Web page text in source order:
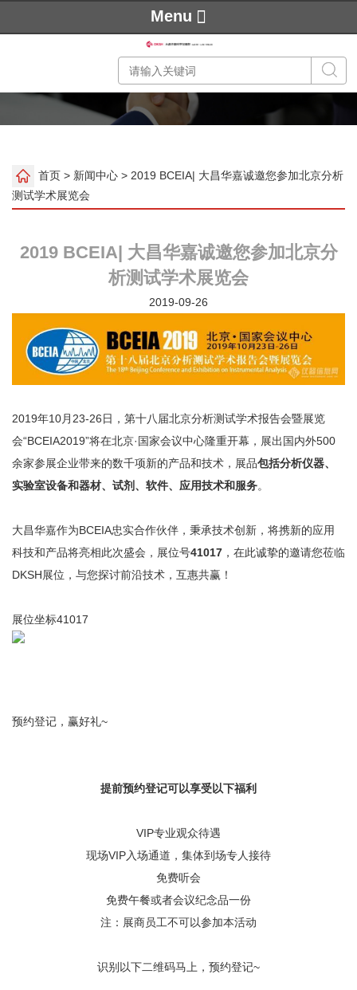
Menu
首页 > 新闻中心 > 2019 BCEIA| 大昌华嘉诚邀您参加北京分析
测试学术展览会
2019 BCEIA| 大昌华嘉诚邀您参加北京分
析测试学术展览会
2019-09-26
2019年10月23-26日，第十八届北京分析测试学术报告会暨展览
会“BCEIA2019”将在北京·国家会议中心隆重开幕，展出国内外500
余家参展企业带来的数千项新的产品和技术，展品包括分析仪器、
实验室设备和器材、试剂、软件、应用技术和服务。
大昌华嘉作为BCEIA忠实合作伙伴，秉承技术创新，将携新的应用
科技和产品将亮相此次盛会，展位号41017 ，在此诚挚的邀请您莅临
DKSH展位，与您探讨前沿技术，互惠共赢！
展位坐标41017
预约登记，赢好礼~
提前预约登记可以享受以下福利
VIP专业观众待遇
现场VIP入场通道，集体到场专人接待
免费听会
免费午餐或者会议纪念品一份
注：展商员工不可以参加本活动
识别以下二维码马上，预约登记~